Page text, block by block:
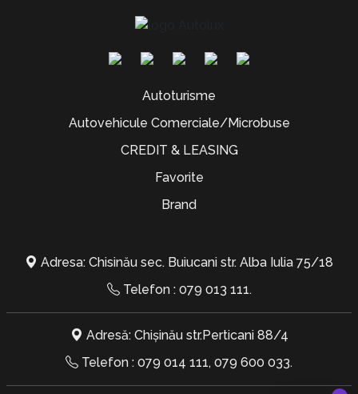
Autoturisme
Autovehicule Comerciale/Microbuse
CREDIT & LEASING
Favorite
Brand
Adresa: Chisinău sec. Buiucani str. Alba Iulia 75/18
Telefon : 079 013 111.
Adresă: Chișinău str.Perticani 88/4
Telefon : 079 014 111, 079 600 033.